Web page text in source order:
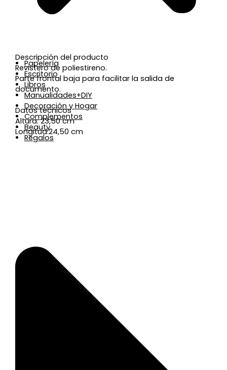
Papelería
Escritorio
Libros
Manualidades+DIY
Decoración y Hogar
Complementos
Beauty
Regalos
Descripción del producto
Revistero de poliestireno.
Parte frontal baja para facilitar la salida de
documento.
Datos técnicos
Altura: 23,50 cm
Longitud:24,50 cm